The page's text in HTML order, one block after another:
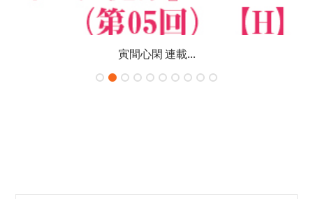
寅間心閑 連載...